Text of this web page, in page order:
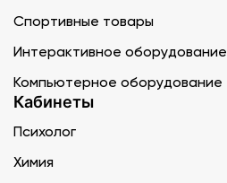
Спортивные товары
Интерактивное оборудование
Компьютерное оборудование
Кабинеты
Психолог
Химия